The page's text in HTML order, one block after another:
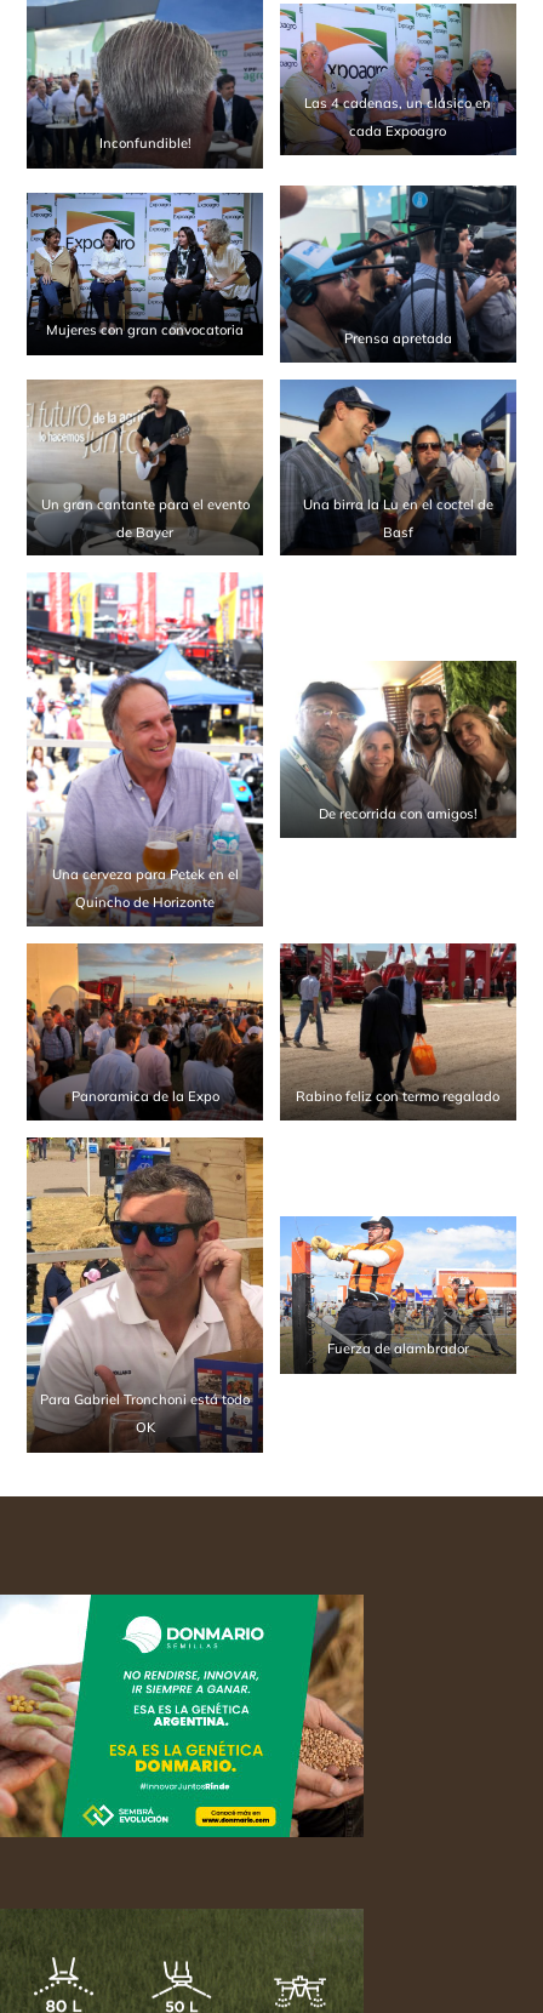
Inconfundible!
Las 4 cadenas, un clásico en
cada Expoagro
Mujeres con gran convocatoria Prensa apretada
Un gran cantante para el evento
de Bayer
Una birra la Lu en el coctel de
Basf
Una cerveza para Petek en el
Quincho de Horizonte
De recorrida con amigos!
Panoramica de la Expo Rabino feliz con termo regalado
Para Gabriel Tronchoni está todo
OK
Fuerza de alambrador